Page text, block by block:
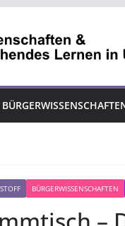
BÜRGERWISSENSCHAFTEN